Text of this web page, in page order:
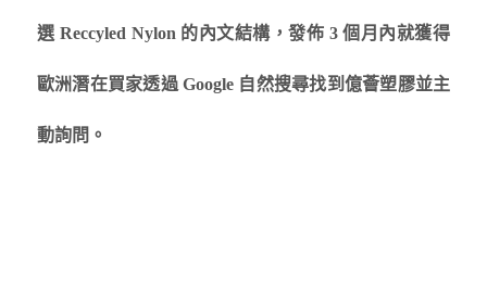
選 Reccyled Nylon 的內文結構，發佈 3 個月內就獲得
歐洲潛在買家透過 Google 自然搜尋找到億薈塑膠並主
動詢問。